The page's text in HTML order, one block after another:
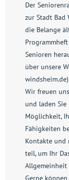
Der
zur Stadt Bad
die Belange
Senioren
über unsere
Wir freuen
und laden
Möglichkeit,
Fähigkeiten
Kontakte und
teil, um Ihr
Allgemeinheit
Gerne